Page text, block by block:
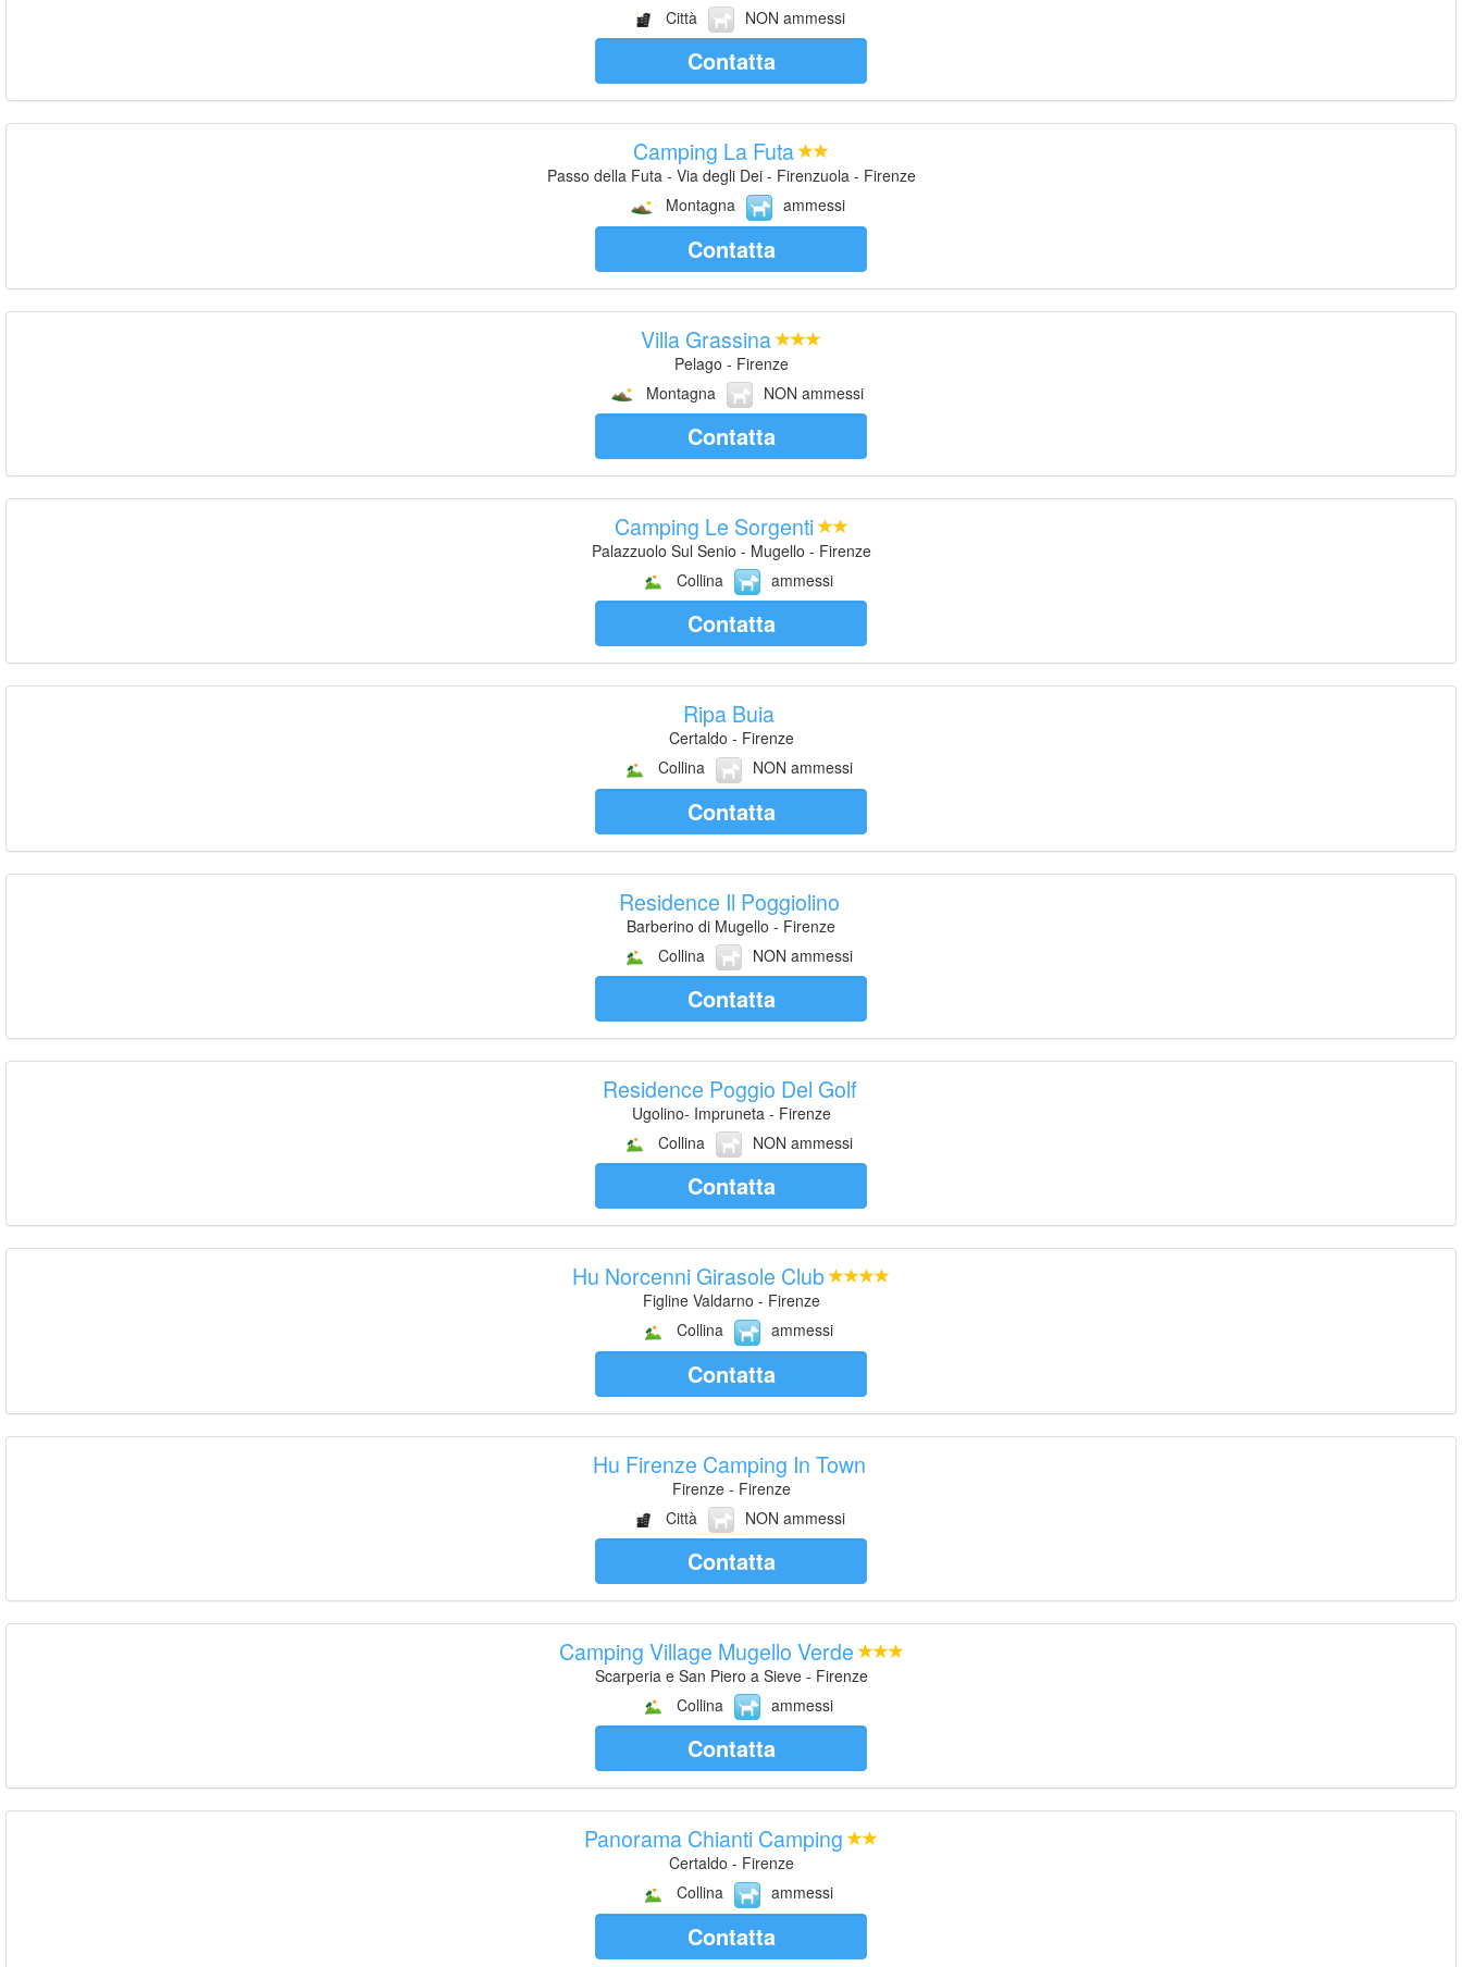
Città
NON ammessi
Contatta
Camping La Futa
Passo della Futa - Via degli Dei - Firenzuola - Firenze
Montagna
ammessi
Contatta
Villa Grassina
Pelago - Firenze
Montagna
NON ammessi
Contatta
Camping Le Sorgenti
Palazzuolo Sul Senio - Mugello - Firenze
Collina
ammessi
Contatta
Ripa Buia
Certaldo - Firenze
Collina
NON ammessi
Contatta
Residence Il Poggiolino
Barberino di Mugello - Firenze
Collina
NON ammessi
Contatta
Residence Poggio Del Golf
Ugolino- Impruneta - Firenze
Collina
NON ammessi
Contatta
Hu Norcenni Girasole Club
Figline Valdarno - Firenze
Collina
ammessi
Contatta
Hu Firenze Camping In Town
Firenze - Firenze
Città
NON ammessi
Contatta
Camping Village Mugello Verde
Scarperia e San Piero a Sieve - Firenze
Collina
ammessi
Contatta
Panorama Chianti Camping
Certaldo - Firenze
Collina
ammessi
Contatta